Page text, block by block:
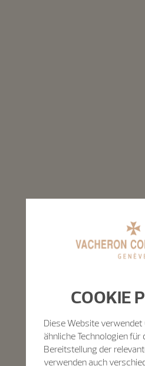
COOKIE
Diese Website verwendet
ähnliche Technologien für
Bereitstellung der
verwenden auch